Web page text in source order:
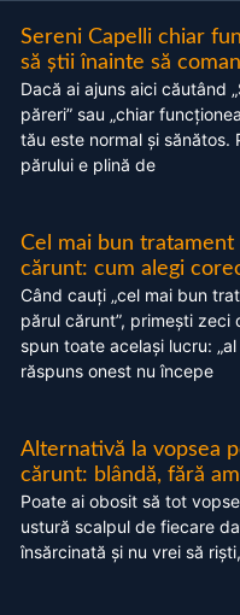
Sereni Capelli chiar
să știi înainte să
Dacă ai ajuns aici căutând
păreri” sau „chiar
tău este normal și sănătos.
părului e plină de
Cel mai bun tratament
cărunt: cum alegi
Când cauți „cel mai bun
părul cărunt”, primești zeci
spun toate același lucru: „al
răspuns onest nu începe
Alternativă la vopsea
cărunt: blândă, fără
Poate ai obosit să tot
ustură scalpul de fiecare
însărcinată și nu vrei să